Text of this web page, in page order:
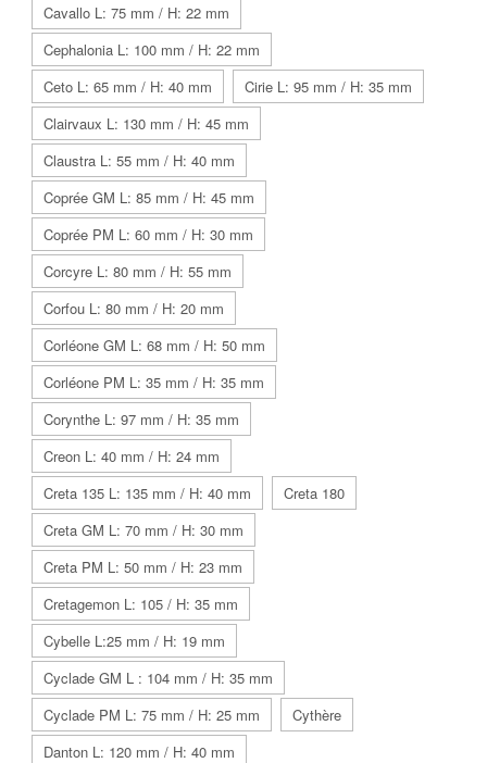
Cavallo L: 75 mm / H: 22 mm
Cephalonia L: 100 mm / H: 22 mm
Ceto L: 65 mm / H: 40 mm
Cirie L: 95 mm / H: 35 mm
Clairvaux L: 130 mm / H: 45 mm
Claustra L: 55 mm / H: 40 mm
Coprée GM L: 85 mm / H: 45 mm
Coprée PM L: 60 mm / H: 30 mm
Corcyre L: 80 mm / H: 55 mm
Corfou L: 80 mm / H: 20 mm
Corléone GM L: 68 mm / H: 50 mm
Corléone PM L: 35 mm / H: 35 mm
Corynthe L: 97 mm / H: 35 mm
Creon L: 40 mm / H: 24 mm
Creta 135 L: 135 mm / H: 40 mm
Creta 180
Creta GM L: 70 mm / H: 30 mm
Creta PM L: 50 mm / H: 23 mm
Cretagemon L: 105 / H: 35 mm
Cybelle L:25 mm / H: 19 mm
Cyclade GM L : 104 mm / H: 35 mm
Cyclade PM L: 75 mm / H: 25 mm
Cythère
Danton L: 120 mm / H: 40 mm